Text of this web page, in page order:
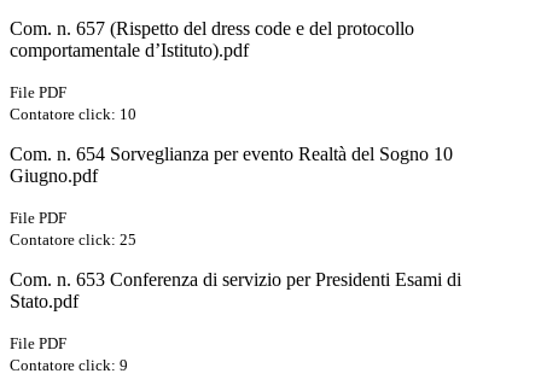
Com. n. 657 (Rispetto del dress code e del protocollo
comportamentale d’Istituto).pdf
File PDF
Contatore click: 10
Com. n. 654 Sorveglianza per evento Realtà del Sogno 10
Giugno.pdf
File PDF
Contatore click: 25
Com. n. 653 Conferenza di servizio per Presidenti Esami di
Stato.pdf
File PDF
Contatore click: 9